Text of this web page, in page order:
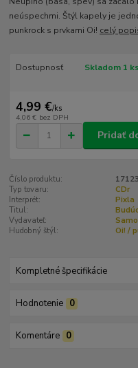
neúspechmi. Štýl kapely je
punkrock s prvkami Oi! celý
Dostupnosť Skladom 1 ks
4,99 €/ks
4,06 € bez DPH
Pridať
Číslo produktu:
Typ tovaru:
CDr
Interprét:
Pixla
Titul:
Vydavateľ:
Hudobný štýl:
Oi! /
Kompletné špecifikácie
Hodnotenie 0
Komentáre 0